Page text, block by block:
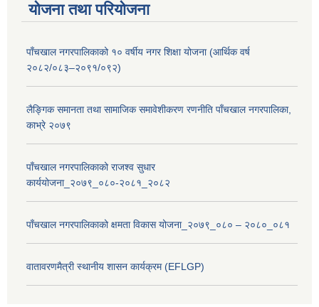
योजना तथा परियोजना
पाँचखाल नगरपालिकाको १० वर्षीय नगर शिक्षा योजना (आर्थिक वर्ष
२०८२/०८३–२०९१/०९२)
लैङ्गिक समानता तथा सामाजिक समावेशीकरण रणनीति पाँचखाल नगरपालिका,
काभ्रे २०७९
पाँचखाल नगरपालिकाको राजश्व सुधार
कार्ययोजना_२०७९_०८०-२०८१_२०८२
पाँचखाल नगरपालिकाको क्षमता विकास योजना_२०७९_०८० – २०८०_०८१
वातावरणमैत्री स्थानीय शासन कार्यक्रम (EFLGP)